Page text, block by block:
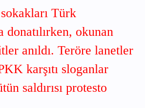
Türk
donatılırken, okunan
anıldı. Teröre lanetler
karşıtı sloganlar
saldırısı protesto